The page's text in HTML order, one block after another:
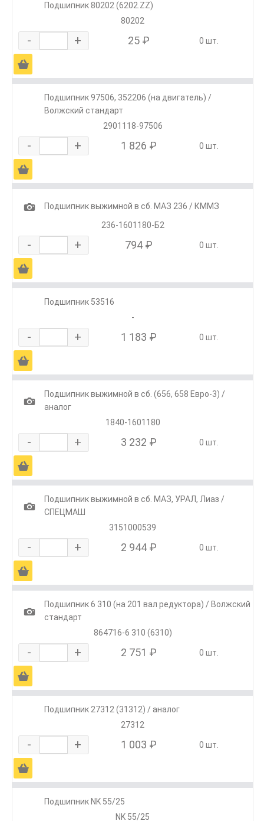
Подшипник 80202 (6202.ZZ)
80202
- + 25 ₽ 0 шт.
Ä
Подшипник 97506, 352206 (на двигатель) /
Волжский стандарт
2901118-97506
- + 1 826 ₽ 0 шт.
Ä
1
Подшипник выжимной в сб. МАЗ 236 / КММЗ
236-1601180-Б2
- + 794 ₽ 0 шт.
Ä
Подшипник 53516
-
- + 1 183 ₽ 0 шт.
Ä
1
Подшипник выжимной в сб. (656, 658 Евро-3) /
аналог
1840-1601180
- + 3 232 ₽ 0 шт.
Ä
1
Подшипник выжимной в сб. МАЗ, УРАЛ, Лиаз /
СПЕЦМАШ
3151000539
- + 2 944 ₽ 0 шт.
Ä
1
Подшипник 6 310 (на 201 вал редуктора) / Волжский
стандарт
864716-6 310 (6310)
- + 2 751 ₽ 0 шт.
Ä
Подшипник 27312 (31312) / аналог
27312
- + 1 003 ₽ 0 шт.
Ä
Подшипник NK 55/25
NK 55/25